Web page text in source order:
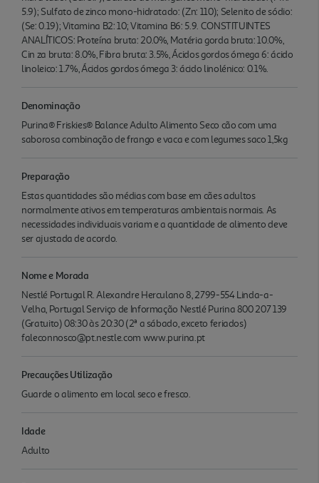
5.9); Sulfato de zinco mono-hidratado: (Zn: 110); Selenito de sódio:
(Se: 0.19); Vitamina B2: 10; Vitamina B6: 5.9. CONSTITUINTES
ANALÍTICOS: Proteína bruta: 20.0%, Matéria gorda bruta: 10.0%,
Cin za bruta: 8.0%, Fibra bruta: 3.5%, Ácidos gordos ómega 6: ácido
linoleico: 1.7%, Ácidos gordos ómega 3: ácido linolénico: 0.1%.
Denominação
Purina® Friskies® Balance Adulto Alimento Seco cão com uma
saborosa combinação de frango e vaca e com legumes saco 1,5kg
Preparação
Estas quantidades são médias com base em cães adultos
normalmente ativos em temperaturas ambientais normais. As
necessidades individuais variam e a quantidade de alimento deve
ser ajustada de acordo.
Nome e Morada
Nestlé Portugal R. Alexandre Herculano 8, 2799-554 Linda-a-
Velha, Portugal Serviço de Informação Nestlé Purina 800 207 139
(Gratuito) 08:30 às 20:30 (2ª a sábado, exceto feriados)
faleconnosco@pt.nestle.com www.purina.pt
Precauções Utilização
Guarde o alimento em local seco e fresco.
Idade
Adulto